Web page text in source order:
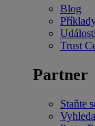
Blog
Trust
Partner
Staňte